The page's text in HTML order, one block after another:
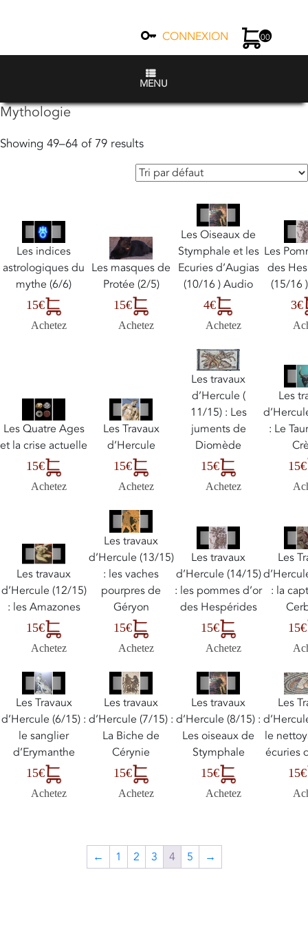
CONNEXION 00
MENU
Mythologie
Showing 49–64 of 79 results
Les indices
astrologiques du
mythe (6/6)
15€
Achetez
Les masques de
Protée (2/5)
15€
Achetez
Les Oiseaux de
Stymphale et les
Ecuries d’Augias
(10/16 ) Audio
4€
Achetez
Les
des
(15/16
3€
Les Quatre Ages
et la crise actuelle
15€
Achetez
Les Travaux
d’Hercule
15€
Achetez
Les travaux
d’Hercule (
11/15) : Les
juments de
Diomède
15€
Achetez
Les
: Le
15€
Les travaux
d’Hercule (12/15)
: les Amazones
15€
Achetez
Les travaux
d’Hercule (13/15)
: les vaches
pourpres de
Géryon
15€
Achetez
Les travaux
d’Hercule (14/15)
: les pommes d’or
des Hespérides
15€
Achetez
Les
: la
15€
Les Travaux
d’Hercule (6/15) :
le sanglier
d’Erymanthe
15€
Achetez
Les travaux
d’Hercule (7/15) :
La Biche de
Cérynie
15€
Achetez
Les travaux
d’Hercule (8/15) :
Les oiseaux de
Stymphale
15€
Achetez
Les
le
écuries
15€
← 1 2 3 4 5 →